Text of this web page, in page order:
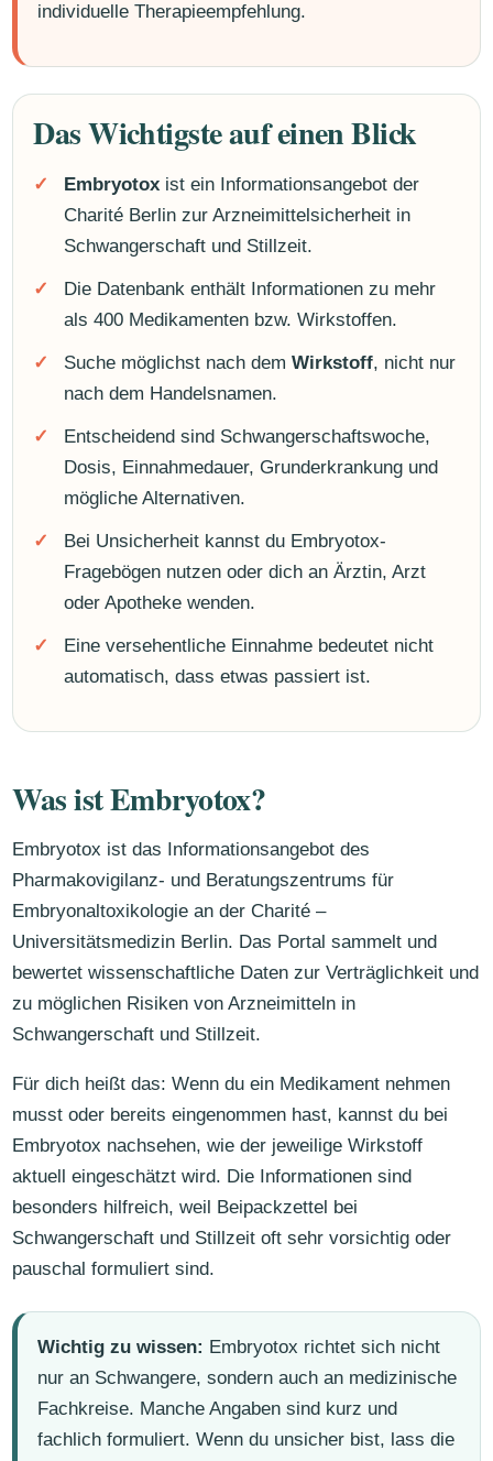
individuelle Therapieempfehlung.
Das Wichtigste auf einen Blick
Embryotox ist ein Informationsangebot der
Charité Berlin zur Arzneimittelsicherheit in
Schwangerschaft und Stillzeit.
Die Datenbank enthält Informationen zu mehr
als 400 Medikamenten bzw. Wirkstoffen.
Suche möglichst nach demWirkstoff, nicht nur
nach dem Handelsnamen.
Entscheidend sind Schwangerschaftswoche,
Dosis, Einnahmedauer, Grunderkrankung und
mögliche Alternativen.
Bei Unsicherheit kannst du Embryotox-
Fragebögen nutzen oder dich an Ärztin, Arzt
oder Apotheke wenden.
Eine versehentliche Einnahme bedeutet nicht
automatisch, dass etwas passiert ist.
Was ist Embryotox?
Embryotox ist das Informationsangebot des
Pharmakovigilanz- und Beratungszentrums für
Embryonaltoxikologie an der Charité –
Universitätsmedizin Berlin. Das Portal sammelt und
bewertet wissenschaftliche Daten zur Verträglichkeit und
zu möglichen Risiken von Arzneimitteln in
Schwangerschaft und Stillzeit.
Für dich heißt das: Wenn du ein Medikament nehmen
musst oder bereits eingenommen hast, kannst du bei
Embryotox nachsehen, wie der jeweilige Wirkstoff
aktuell eingeschätzt wird. Die Informationen sind
besonders hilfreich, weil Beipackzettel bei
Schwangerschaft und Stillzeit oft sehr vorsichtig oder
pauschal formuliert sind.
Wichtig zu wissen: Embryotox richtet sich nicht
nur an Schwangere, sondern auch an medizinische
Fachkreise. Manche Angaben sind kurz und
fachlich formuliert. Wenn du unsicher bist, lass die